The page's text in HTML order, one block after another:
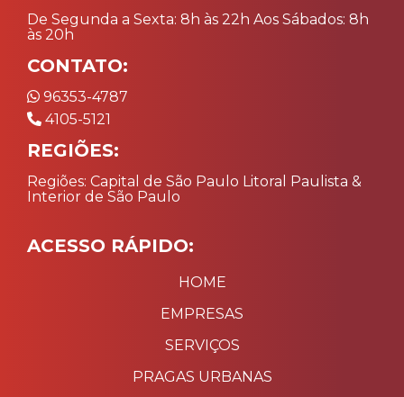
De Segunda a Sexta: 8h às 22h Aos Sábados: 8h
às 20h
CONTATO:
96353-4787
4105-5121
REGIÕES:
Regiões: Capital de São Paulo Litoral Paulista &
Interior de São Paulo
ACESSO RÁPIDO:
HOME
EMPRESAS
SERVIÇOS
PRAGAS URBANAS